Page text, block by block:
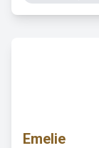
Emelie